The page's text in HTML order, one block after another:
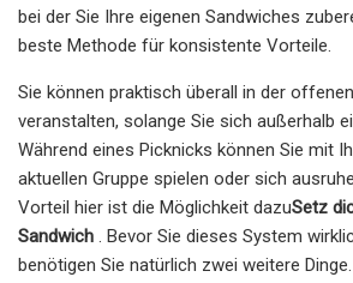
bei der Sie Ihre eigenen Sandwiches
beste Methode für konsistente Vorteile.
Sie können praktisch überall in der
veranstalten, solange Sie sich außerhalb
Während eines Picknicks können Sie mit
aktuellen Gruppe spielen oder sich
Vorteil hier ist die Möglichkeit dazuSetz
Sandwich . Bevor Sie dieses System
benötigen Sie natürlich zwei weitere